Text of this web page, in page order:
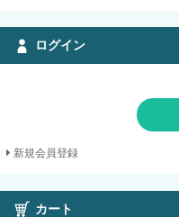
ログイン
新規会員登録
カート